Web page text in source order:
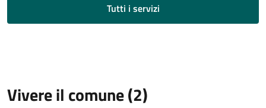
Tutti i servizi
Vivere il comune (2)